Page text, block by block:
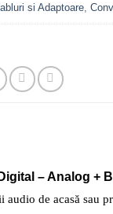
si Adaptoare
– Analog +
audio de acasă sau